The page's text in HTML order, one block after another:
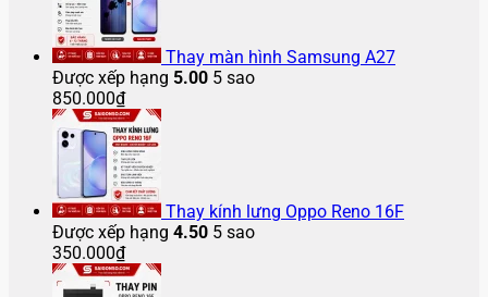
Thay màn hình Samsung A27
Được xếp hạng 5.00 5 sao
850.000₫
Thay kính lưng Oppo Reno 16F
Được xếp hạng 4.50 5 sao
350.000₫